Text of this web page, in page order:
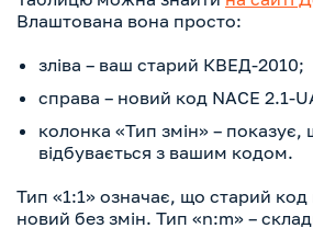
Влаштована вона просто:
зліва – ваш старий КВЕД-2010;
справа – новий код NACE 2.1-
колонка «Тип змін» –
відбувається з вашим кодом.
Тип «1:1» означає, що старий код
новий без змін. Тип «n:m» –